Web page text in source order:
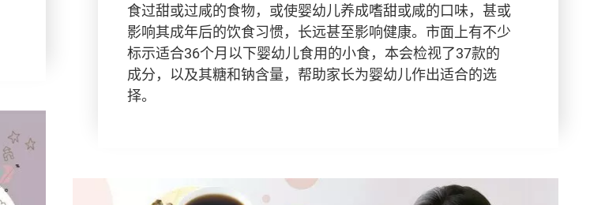
食过甜或过咸的食物，或使婴幼儿养成嗜甜或咸的口味，甚或
影响其成年后的饮食习惯，长远甚至影响健康。市面上有不少
标示适合36个月以下婴幼儿食用的小食，本会检视了37款的
成分，以及其糖和钠含量，帮助家长为婴幼儿作出适合的选
择。